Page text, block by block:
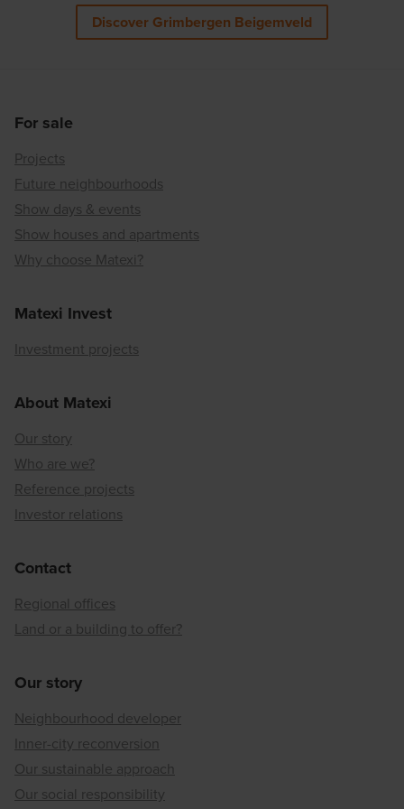
Discover Grimbergen Beigemveld
For sale
Projects
Future neighbourhoods
Show days & events
Show houses and apartments
Why choose Matexi?
Matexi Invest
Investment projects
About Matexi
Our story
Who are we?
Reference projects
Investor relations
Contact
Regional offices
Land or a building to offer?
Our story
Neighbourhood developer
Inner-city reconversion
Our sustainable approach
Our social responsibility